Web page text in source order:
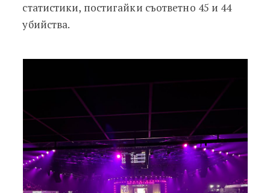
статистики, постигайки съответно 45 и 44
убийства.